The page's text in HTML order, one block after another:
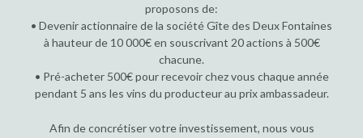
proposons de:
• Devenir actionnaire de la société Gîte des Deux Fontaines
à hauteur de 10 000€ en souscrivant 20 actions à 500€
chacune.
• Pré-acheter 500€ pour recevoir chez vous chaque année
pendant 5 ans les vins du producteur au prix ambassadeur.
Afin de concrétiser votre investissement, nous vous